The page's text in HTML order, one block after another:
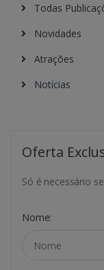
Todas
Novidades
Atrações
Notícias
Oferta
Só é necessário
Nome: